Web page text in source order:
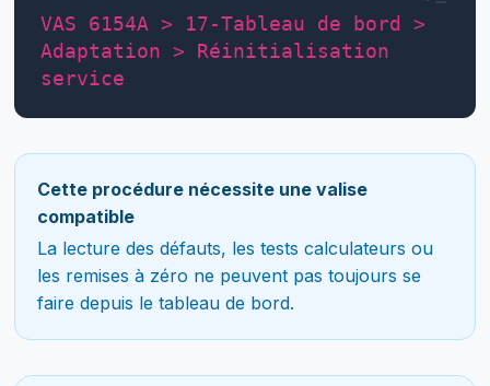
VAS 6154A > 17-Tableau de bord >
Adaptation > Réinitialisation
service
Cette procédure nécessite une valise
compatible
La lecture des défauts, les tests calculateurs ou
les remises à zéro ne peuvent pas toujours se
faire depuis le tableau de bord.